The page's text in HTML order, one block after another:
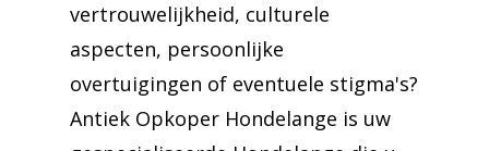
vertrouwelijkheid, culturele
aspecten, persoonlijke
overtuigingen of eventuele stigma's?
Antiek Opkoper Hondelange is uw